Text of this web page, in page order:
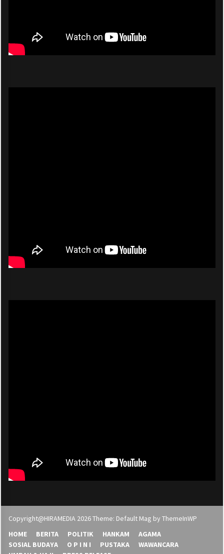
Copyright@HIRAMEDIA 2026 Theme: Default Mag by ThemeInWP
HOME
BERITA POLITIK HANKAM
AGAMA
SOSIAL BUDAYA
O P I N I PUSTAKA
WAWANCARA